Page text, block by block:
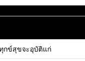
กข์สุขจะอุบัติแก่